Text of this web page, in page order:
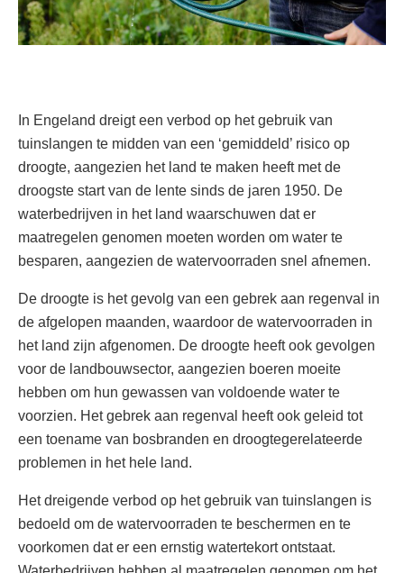
In Engeland dreigt een verbod op het gebruik van
tuinslangen te midden van een ‘gemiddeld’ risico op
droogte, aangezien het land te maken heeft met de
droogste start van de lente sinds de jaren 1950. De
waterbedrijven in het land waarschuwen dat er
maatregelen genomen moeten worden om water te
besparen, aangezien de watervoorraden snel afnemen.
De droogte is het gevolg van een gebrek aan regenval in
de afgelopen maanden, waardoor de watervoorraden in
het land zijn afgenomen. De droogte heeft ook gevolgen
voor de landbouwsector, aangezien boeren moeite
hebben om hun gewassen van voldoende water te
voorzien. Het gebrek aan regenval heeft ook geleid tot
een toename van bosbranden en droogtegerelateerde
problemen in het hele land.
Het dreigende verbod op het gebruik van tuinslangen is
bedoeld om de watervoorraden te beschermen en te
voorkomen dat er een ernstig watertekort ontstaat.